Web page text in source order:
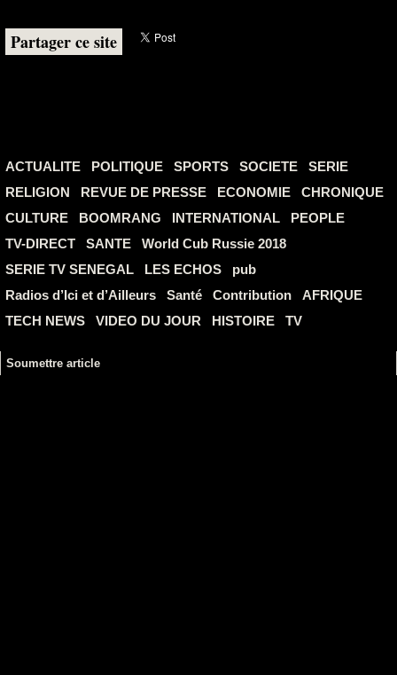
Partager ce site
ACTUALITE POLITIQUE SPORTS SOCIETE
SERIE
RELIGION
REVUE DE PRESSE ECONOMIE
CHRONIQUE
CULTURE
BOOMRANG INTERNATIONAL
PEOPLE
TV-DIRECT
SANTE
World Cub Russie 2018
SERIE TV SENEGAL
LES ECHOS
pub
Radios d’Ici et d’Ailleurs
Santé Contribution
AFRIQUE
TECH NEWS
VIDEO DU JOUR HISTOIRE TV
Soumettre article